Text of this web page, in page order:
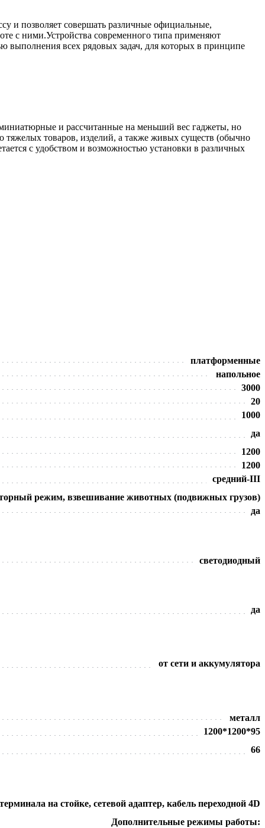
и позволяет совершать различные официальные,
с ними.Устройства современного типа применяют
выполнения всех рядовых задач, для которых в принципе
и рассчитанные на меньший вес гаджеты, но
товаров, изделий, а также живых существ (обычно
с удобством и возможностью установки в различных
платформенные
напольное
3000
20
1000
да
1200
1200
средний-III
режим, взвешивание животных (подвижных грузов)
да
светодиодный
да
от сети и аккумулятора
металл
1200*1200*95
66
на стойке, сетевой адаптер, кабель переходной 4D
Дополнительные режимы работы: